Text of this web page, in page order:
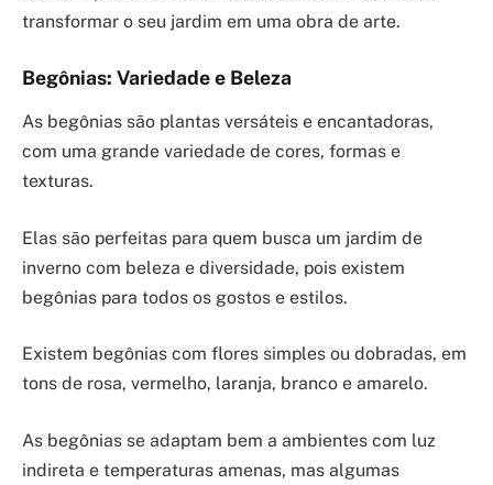
transformar o seu jardim em uma obra de arte.
Begônias: Variedade e Beleza
As begônias são plantas versáteis e encantadoras,
com uma grande variedade de cores, formas e
texturas.
Elas são perfeitas para quem busca um jardim de
inverno com beleza e diversidade, pois existem
begônias para todos os gostos e estilos.
Existem begônias com flores simples ou dobradas, em
tons de rosa, vermelho, laranja, branco e amarelo.
As begônias se adaptam bem a ambientes com luz
indireta e temperaturas amenas, mas algumas